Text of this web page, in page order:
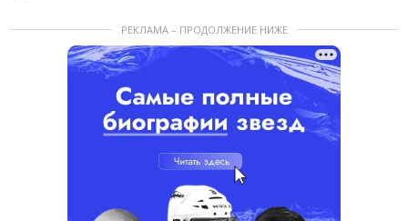
РЕКЛАМА – ПРОДОЛЖЕНИЕ НИЖЕ